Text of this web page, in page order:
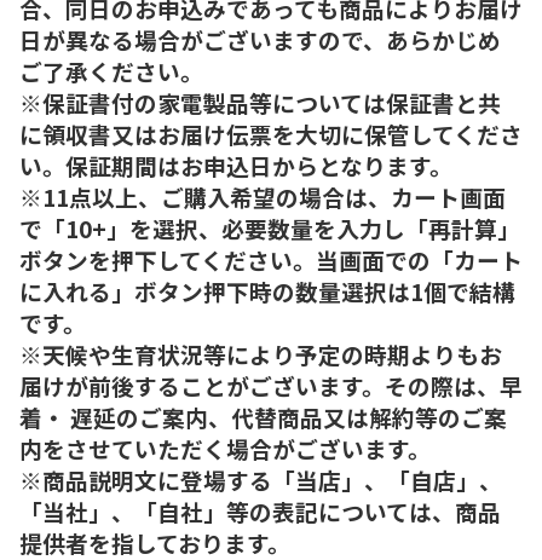
合、同日のお申込みであっても商品によりお届け
日が異なる場合がございますので、あらかじめ
ご了承ください。
※保証書付の家電製品等については保証書と共
に領収書又はお届け伝票を大切に保管してくださ
い。保証期間はお申込日からとなります。
※11点以上、ご購入希望の場合は、カート画面
で「10+」を選択、必要数量を入力し「再計算」
ボタンを押下してください。当画面での「カート
に入れる」ボタン押下時の数量選択は1個で結構
です。
※天候や生育状況等により予定の時期よりもお
届けが前後することがございます。その際は、早
着・ 遅延のご案内、代替商品又は解約等のご案
内をさせていただく場合がございます。
※商品説明文に登場する「当店」、「自店」、
「当社」、「自社」等の表記については、商品
提供者を指しております。